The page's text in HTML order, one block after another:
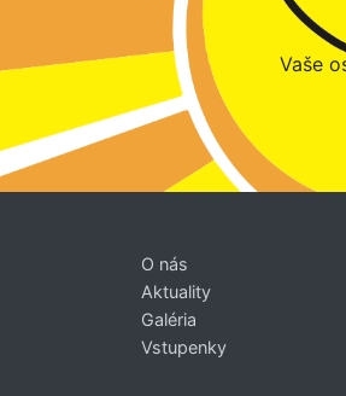
Vaše
O nás
Aktuality
Galéria
Vstupenky